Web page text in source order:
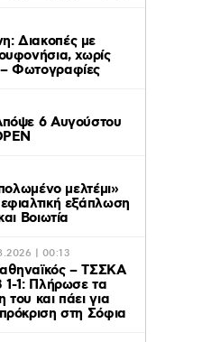
Διακοπές με
χωρίς
Φωτογραφίες
6 Αυγούστου
μελτέμι»
εξάπλωση
Βοιωτία
| 00:13
– ΤΣΣΚΑ
1-1: Πλήρωσε τα
του και πάει για
στη Σόφια